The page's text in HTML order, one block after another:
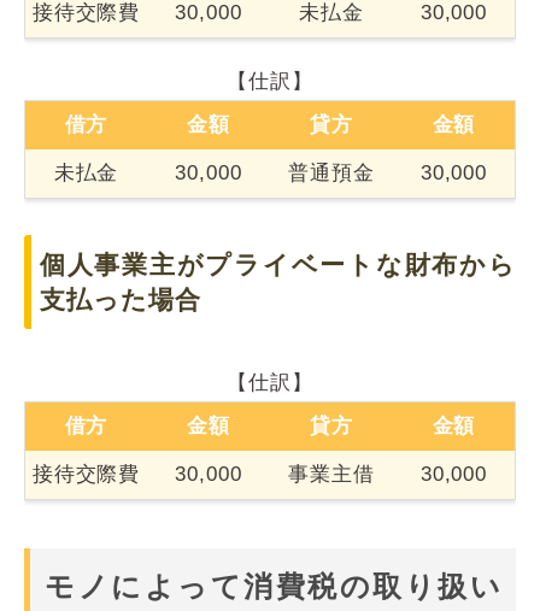
接待交際費 30,000 未払金 30,000
【仕訳】
借方
金額 貸方 金額
未払金 30,000 普通預金 30,000
個人事業主がプライベートな財布から
支払った場合
【仕訳】
借方
金額 貸方 金額
接待交際費 30,000 事業主借 30,000
モノによって消費税の取り扱い